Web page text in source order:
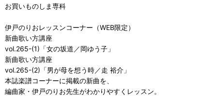
お買いものしま専科
伊戸のりおレッスンコーナー（WEB限定）
新曲歌い方講座
vol.265-(1)「女の坂道／岡ゆう子」
新曲歌い方講座
vol.265-(2)「男が母を想う時／走 裕介」
本誌楽譜コーナーに掲載の新曲を、
編曲家・伊戸のりお先生がわかりやすくレッスン。